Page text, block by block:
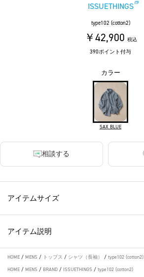
ISSUETHINGS
type102 (cotton2)
￥42,900 税込
390ポイント付与
カラー
SAX BLUE
相談する
アイテムサイズ
アイテム説明
HOME / MENS / トップス / シャツ（長袖） / type102 (cotton2)
HOME / MENS / BRAND / ISSUETHINGS / type102 (cotton2)